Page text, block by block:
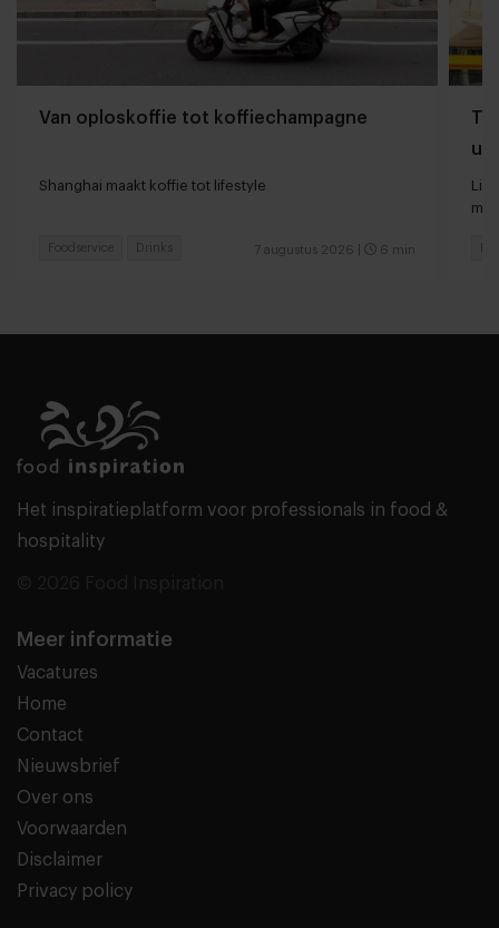
Van oploskoffie tot koffiechampagne
Shanghai maakt koffie tot lifestyle
7 augustus 2026 6 min
Foodservice Drinks
Het inspiratieplatform voor professionals in food &
hospitality
Meer informatie
Vacatures
Home
Contact
Nieuwsbrief
Over ons
Voorwaarden
Disclaimer
Privacy policy